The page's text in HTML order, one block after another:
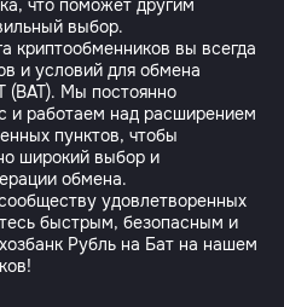
что поможет другим
выбор.
криптообменников вы всегда
и условий для обмена
(BAT). Мы постоянно
и работаем над расширением
пунктов, чтобы
широкий выбор и
обмена.
удовлетворенных
быстрым, безопасным и
Рубль на Бат на нашем